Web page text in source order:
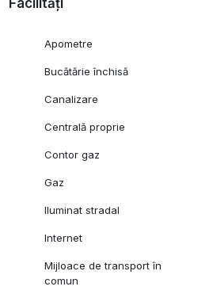
Apometre
Bucătărie închisă
Canalizare
Centrală proprie
Contor gaz
Gaz
Iluminat stradal
Internet
Mijloace de transport în
comun